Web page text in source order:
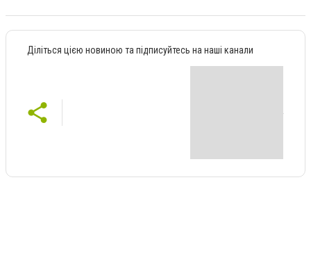
Діліться цією новиною та підписуйтесь на наші канали